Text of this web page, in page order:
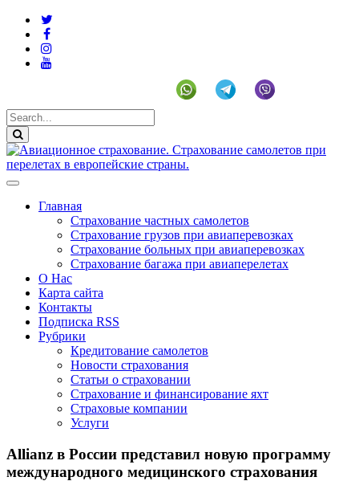
Главная
Страхование частных самолетов
Страхование грузов при авиаперевозках
Страхование больных при авиаперевозках
Страхование багажа при авиаперелетах
О Нас
Карта сайта
Контакты
Подписка RSS
Рубрики
Кредитование самолетов
Новости страхования
Статьи о страховании
Страхование и финансирование яхт
Страховые компании
Услуги
Allianz в России представил новую программу
международного медицинского страхования